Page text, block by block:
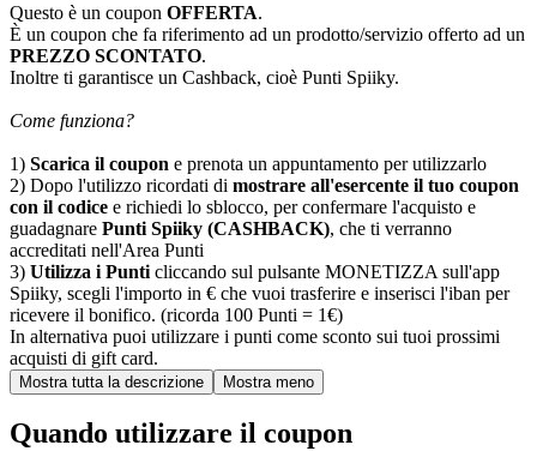
Questo è un coupon OFFERTA.
È un coupon che fa riferimento ad un prodotto/servizio offerto ad un
PREZZO SCONTATO.
Inoltre ti garantisce un Cashback, cioè Punti Spiiky.
Come funziona?
1) Scarica il coupon e prenota un appuntamento per utilizzarlo
2) Dopo l'utilizzo ricordati di mostrare all'esercente il tuo coupon
con il codice e richiedi lo sblocco, per confermare l'acquisto e
guadagnare Punti Spiiky (CASHBACK), che ti verranno
accreditati nell'Area Punti
3) Utilizza i Punti cliccando sul pulsante MONETIZZA sull'app
Spiiky, scegli l'importo in € che vuoi trasferire e inserisci l'iban per
ricevere il bonifico. (ricorda 100 Punti = 1€)
In alternativa puoi utilizzare i punti come sconto sui tuoi prossimi
acquisti di gift card.
Quando utilizzare il coupon